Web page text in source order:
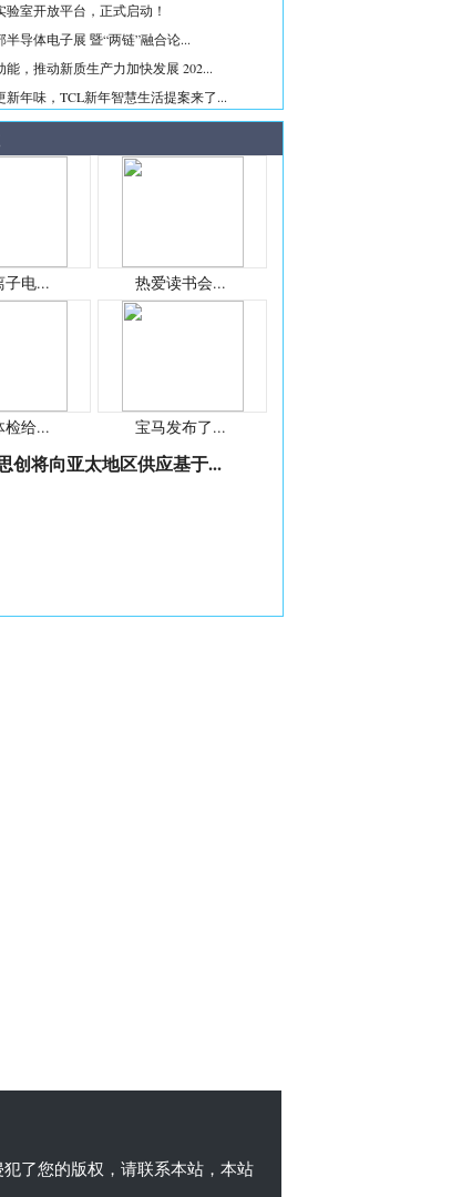
验室开放平台，正式启动！
半导体电子展 暨“两链”融合论...
能，推动新质生产力加快发展 202...
新年味，TCL新年智慧生活提案来了...
子电... 热爱读书会...
检给... 宝马发布了...
创将向亚太地区供应基于...
了您的版权，请联系本站，本站